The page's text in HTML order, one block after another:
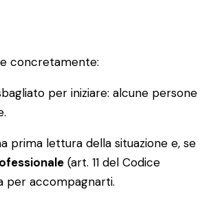
concretamente:
per iniziare: alcune persone
prima lettura della situazione e, se
(art. 11 del Codice
per accompagnarti.